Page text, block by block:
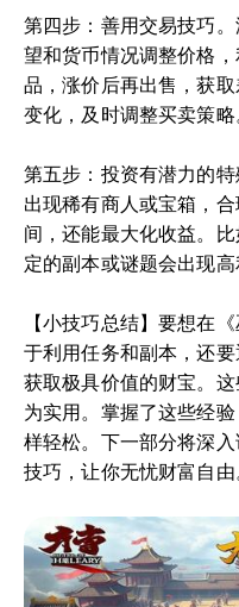
第四步：善用交易技巧
望和货币情况调整价格
品，涨价后再出售，获
变化，及时调整买卖策略
第五步：投资有潜力的
出现稀有商人或宝箱，
间，还能最大化收益。
定的副本或谜题会出现高
【小技巧总结】要想在
于利用任务和副本，还
获取极具价值的财宝。
为实用。掌握了这些经
样轻松。下一部分将深
技巧，让你无忧财富自由